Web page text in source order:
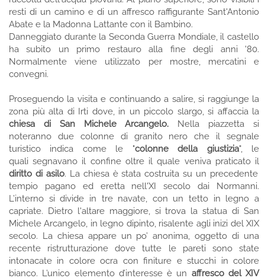
resti di un camino e di un affresco raffigurante Sant'Antonio
Abate e la Madonna Lattante con il Bambino.
Danneggiato durante la Seconda Guerra Mondiale, il castello
ha subito un primo restauro alla fine degli anni '80.
Normalmente viene utilizzato per mostre, mercatini e
convegni.
Proseguendo la visita e continuando a salire, si raggiunge la
zona più alta di Irti dove, in un piccolo slargo, si affaccia la
chiesa di San Michele Arcangelo. Nella piazzetta si
noteranno due colonne di granito nero che il segnale
turistico indica come le "colonne della giustizia", le
quali segnavano il confine oltre il quale veniva praticato il
diritto di asilo. La chiesa è stata costruita su un precedente
tempio pagano ed eretta nell'XI secolo dai Normanni.
L’interno si divide in tre navate, con un tetto in legno a
capriate. Dietro l'altare maggiore, si trova la statua di San
Michele Arcangelo, in legno dipinto, risalente agli inizi del XIX
secolo. La chiesa appare un po’ anonima, oggetto di una
recente ristrutturazione dove tutte le pareti sono state
intonacate in colore ocra con finiture e stucchi in colore
bianco. L’unico elemento d’interesse è un affresco del XIV